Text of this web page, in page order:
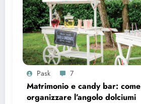
Pask 7
Matrimonio e candy bar: come
organizzare l’angolo dolciumi